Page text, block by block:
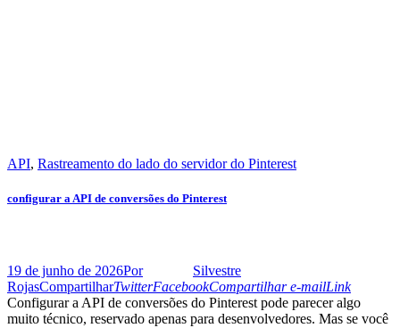
API, Rastreamento do lado do servidor do Pinterest
configurar a API de conversões do Pinterest
19 de junho de 2026Por
Silvestre
RojasCompartilharTwitterFacebookCompartilhar e-mailLink
Configurar a API de conversões do Pinterest pode parecer algo
muito técnico, reservado apenas para desenvolvedores. Mas se você